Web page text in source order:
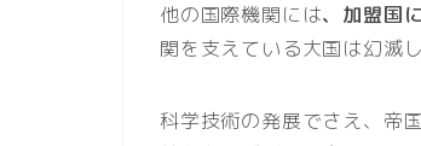
他の国際機関には、加盟国
関を支えている大国は幻滅し
科学技術の発展でさえ、帝